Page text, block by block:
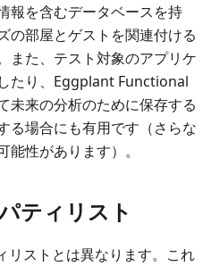
報を含むデータベースを持
の部屋とゲストを関連付ける
また、テスト対象のアプリケ
たり、Eggplant Functional
未来の分析のために保存する
る場合にも有用です（さらな
性があります）。
ティリスト
リストとは異なります。これ